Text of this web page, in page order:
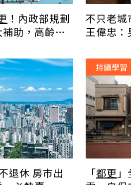
！內政部規劃
補助，高齡居
不只老城
王偉忠：
退休 房市出
「都更
持續學習